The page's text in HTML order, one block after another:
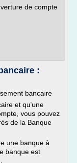
de compte
:
bancaire
et qu'une
vous pouvez
de la Banque
une banque à
banque est